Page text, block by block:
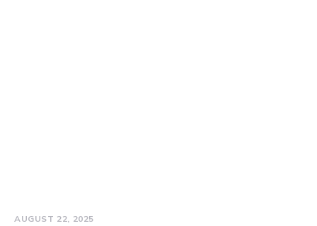
AUGUST 22, 2025